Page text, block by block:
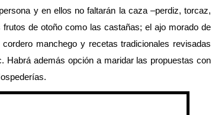
y en ellos no faltarán la caza –perdiz, torcaz,
de otoño como las castañas; el ajo morado de
manchego y recetas tradicionales revisadas
Habrá además opción a maridar las propuestas con